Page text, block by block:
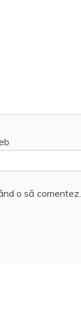
o să comentez.